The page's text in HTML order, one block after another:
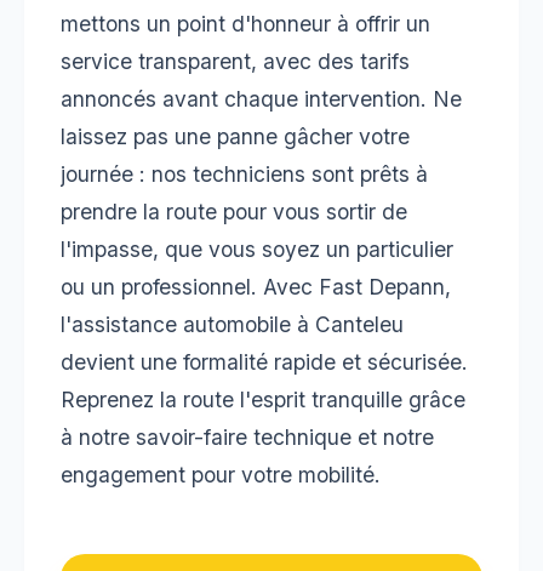
mettons un point d'honneur à offrir un
service transparent, avec des tarifs
annoncés avant chaque intervention. Ne
laissez pas une panne gâcher votre
journée : nos techniciens sont prêts à
prendre la route pour vous sortir de
l'impasse, que vous soyez un particulier
ou un professionnel. Avec Fast Depann,
l'assistance automobile à Canteleu
devient une formalité rapide et sécurisée.
Reprenez la route l'esprit tranquille grâce
à notre savoir-faire technique et notre
engagement pour votre mobilité.